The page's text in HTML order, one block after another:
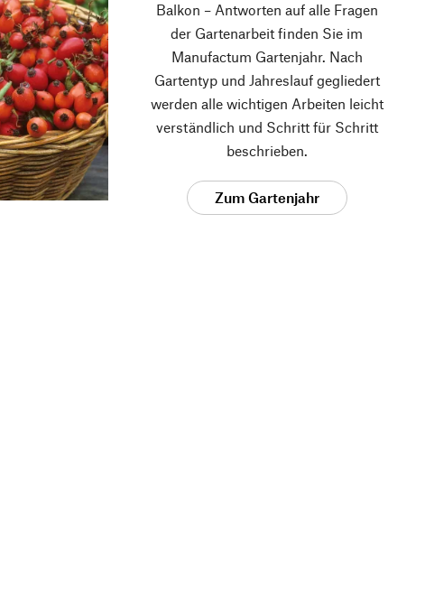
Balkon – Antworten auf alle Fragen
der Gartenarbeit finden Sie im
Manufactum Gartenjahr. Nach
Gartentyp und Jahreslauf gegliedert
werden alle wichtigen Arbeiten leicht
verständlich und Schritt für Schritt
beschrieben.
Zum Gartenjahr